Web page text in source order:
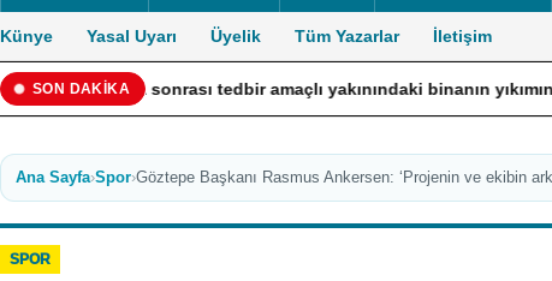
Künye Yasal Uyarı Üyelik Tüm Yazarlar İletişim
SON DAKİKA
sonrası tedbir amaçlı yakınındaki binanın yıkımına başlandı
Ana Sayfa›Spor›Göztepe Başkanı Rasmus Ankersen: ‘Projenin ve ekibin
SPOR